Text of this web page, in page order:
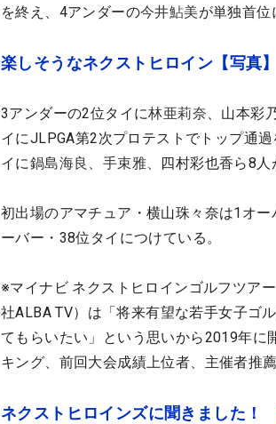
を終え、4アンダーの今井鮎美が単独首位
楽しそうなネクストヒロイン【写真】
3アンダーの2位タイに林亜莉奈、山本彩
イにJLPGA第2次プロテストでトップ通
イに鍋島海良、手束雅、 四村彩也香ら8人
初出場のアマチュア・横山珠々奈は1オ
ーバー・38位タイにつけている。
※マイナビ ネクストヒロインゴルフツア
社ALBA TV）は「将来有望な若手女子ゴ
てもらいたい」という思いから2019年
キング、前回大会成績上位者、主催者推
ネクストヒロインズに聞きました！